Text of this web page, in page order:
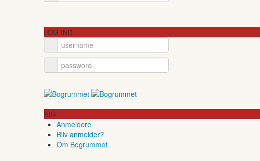
LOG IND
KIG
Anmeldere
Bliv anmelder?
Om Bogrummet